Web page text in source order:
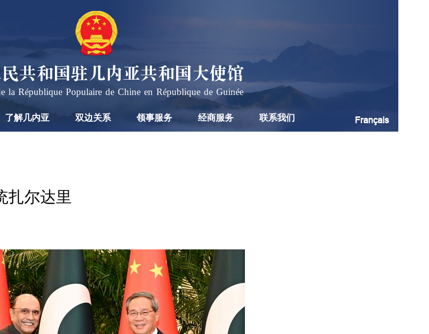
共和国驻几内亚共和国大使馆
la République Populaire de Chine en République de Guinée
了解几内亚 双边关系 领事服务 经商服务 联系我们 Français
扎尔达里